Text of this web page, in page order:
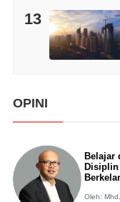
13
OPINI
Belajar
Oleh: